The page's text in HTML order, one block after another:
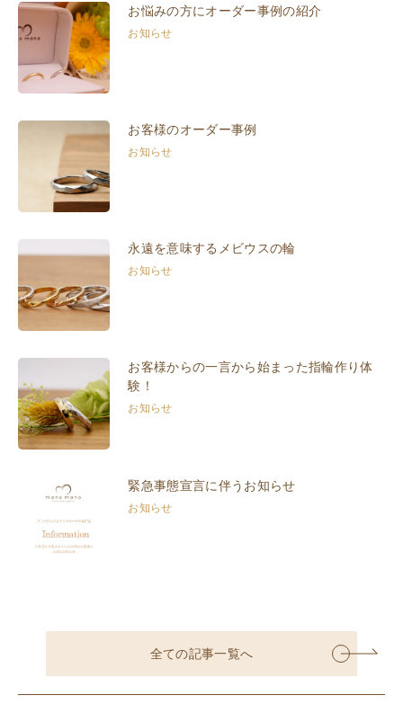
お悩みの方にオーダー事例の紹介
お知らせ
お客様のオーダー事例
お知らせ
永遠を意味するメビウスの輪
お知らせ
お客様からの一言から始まった指輪作り体
験！
お知らせ
緊急事態宣言に伴うお知らせ
お知らせ
全ての記事一覧へ